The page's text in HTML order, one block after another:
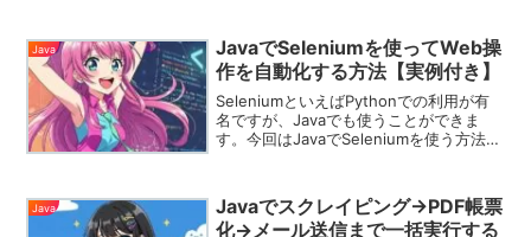
Java
JavaでSeleniumを使ってWeb操
作を自動化する方法【実例付き】
SeleniumといえばPythonでの利用が有
名ですが、Javaでも使うことができま
す。今回はJavaでSeleniumを使う方法を
Java
Javaでスクレイピング→PDF帳票
化→メール送信まで一括実行する